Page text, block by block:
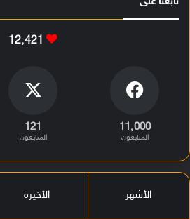
12٬421
11٬000
المتابعون
121
المتابعون
الأشهر الأخيرة